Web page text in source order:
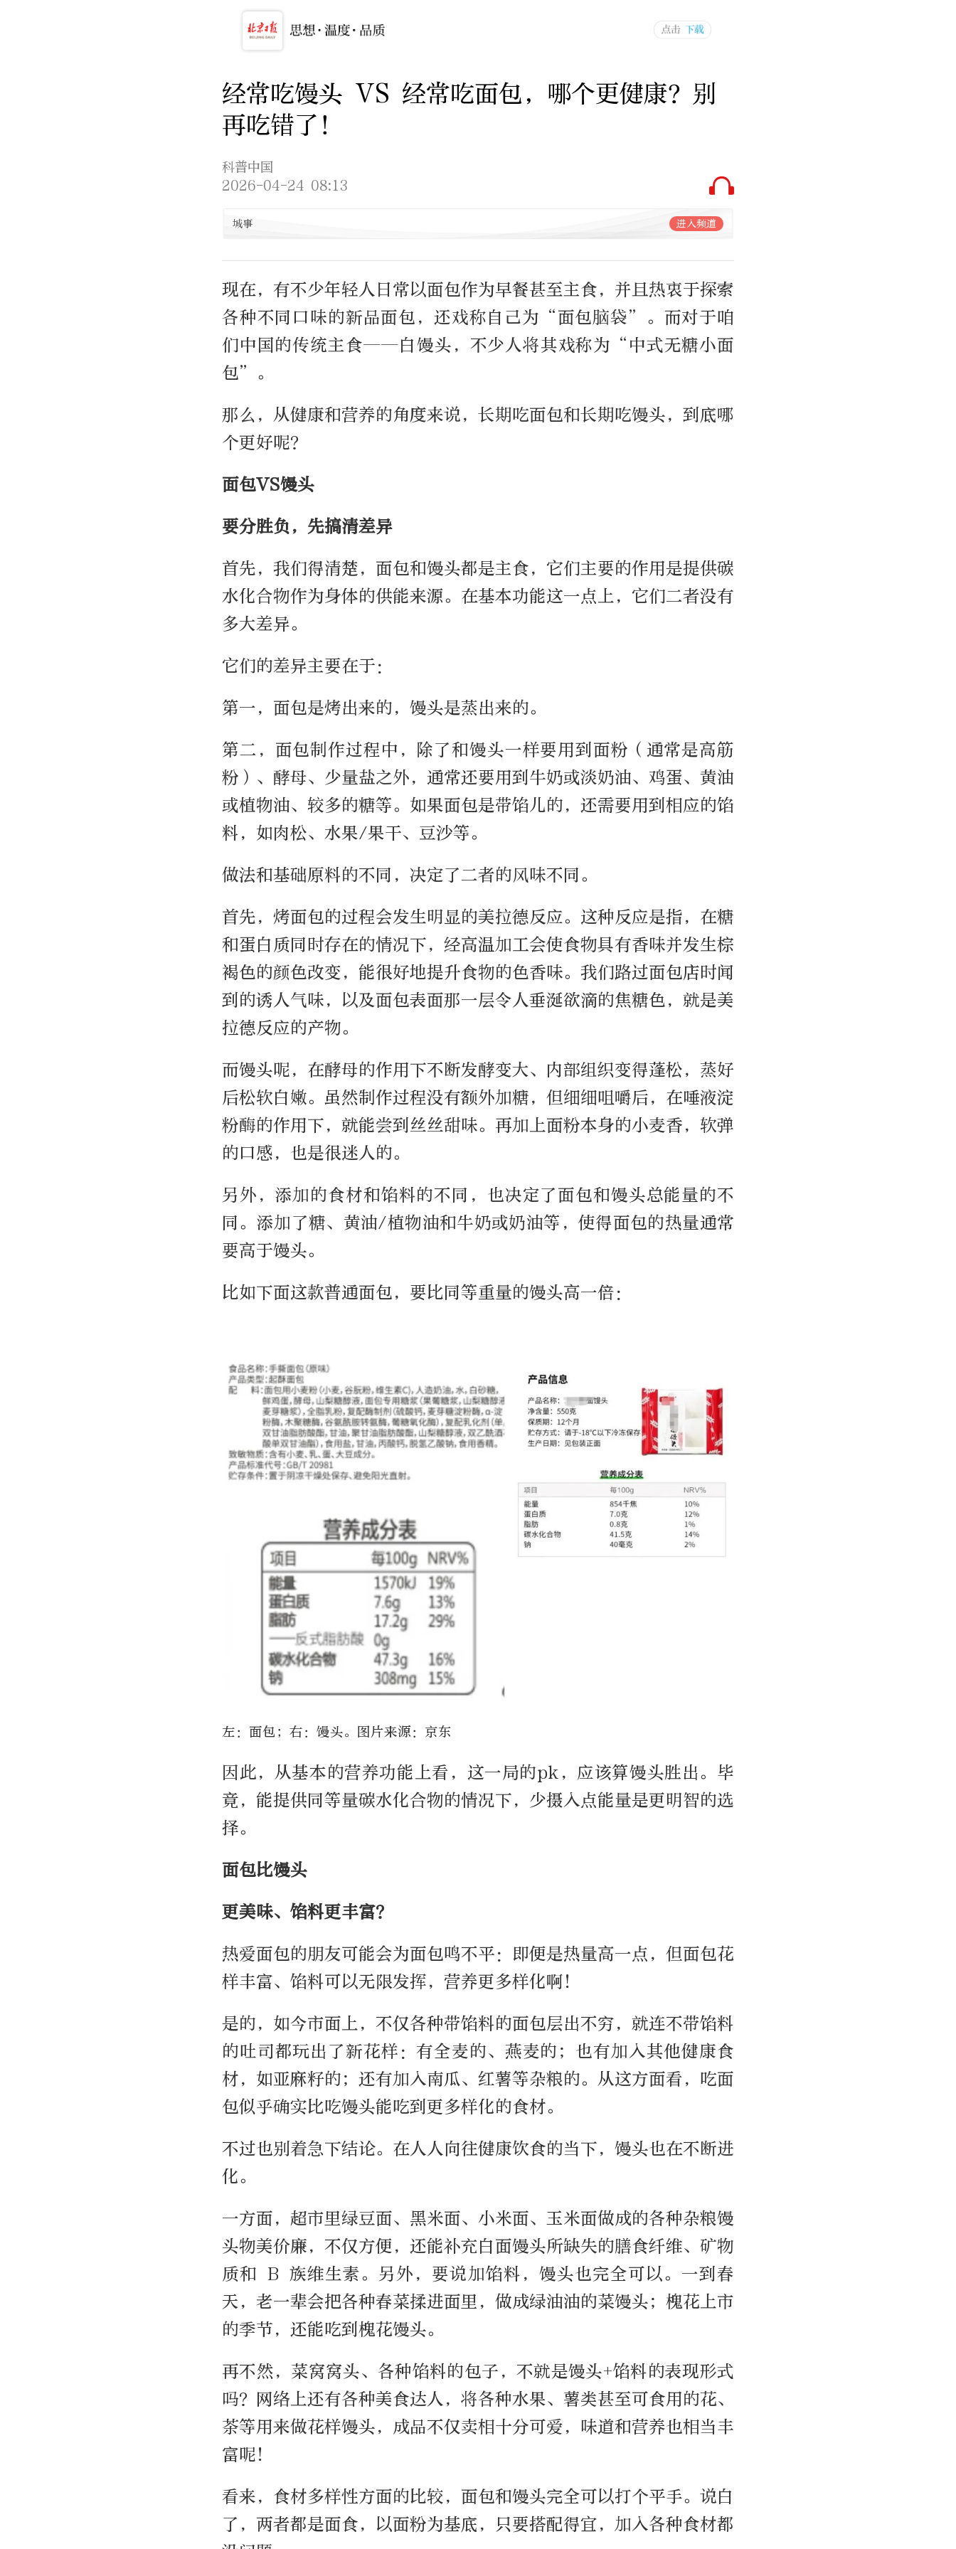
经常吃馒头 VS 经常吃面包，哪个更健康？别
再吃错了！
科普中国
2026-04-24 08:13
城事 进入频道
现在，有不少年轻人日常以面包作为早餐甚至主食，并且热衷于探索
各种不同口味的新品面包，还戏称自己为“面包脑袋”。而对于咱
们中国的传统主食——白馒头，不少人将其戏称为“中式无糖小面
包”。
那么，从健康和营养的角度来说，长期吃面包和长期吃馒头，到底哪
个更好呢？
面包VS馒头
要分胜负，先搞清差异
首先，我们得清楚，面包和馒头都是主食，它们主要的作用是提供碳
水化合物作为身体的供能来源。在基本功能这一点上，它们二者没有
多大差异。
它们的差异主要在于：
第一，面包是烤出来的，馒头是蒸出来的。
第二，面包制作过程中，除了和馒头一样要用到面粉（通常是高筋
粉）、酵母、少量盐之外，通常还要用到牛奶或淡奶油、鸡蛋、黄油
或植物油、较多的糖等。如果面包是带馅儿的，还需要用到相应的馅
料，如肉松、水果/果干、豆沙等。
做法和基础原料的不同，决定了二者的风味不同。
首先，烤面包的过程会发生明显的美拉德反应。这种反应是指，在糖
和蛋白质同时存在的情况下，经高温加工会使食物具有香味并发生棕
褐色的颜色改变，能很好地提升食物的色香味。我们路过面包店时闻
到的诱人气味，以及面包表面那一层令人垂涎欲滴的焦糖色，就是美
拉德反应的产物。
而馒头呢，在酵母的作用下不断发酵变大、内部组织变得蓬松，蒸好
后松软白嫩。虽然制作过程没有额外加糖，但细细咀嚼后，在唾液淀
粉酶的作用下，就能尝到丝丝甜味。再加上面粉本身的小麦香，软弹
的口感，也是很迷人的。
另外，添加的食材和馅料的不同，也决定了面包和馒头总能量的不
同。添加了糖、黄油/植物油和牛奶或奶油等，使得面包的热量通常
要高于馒头。
比如下面这款普通面包，要比同等重量的馒头高一倍：
左：面包；右：馒头。图片来源：京东
因此，从基本的营养功能上看，这一局的pk，应该算馒头胜出。毕
竟，能提供同等量碳水化合物的情况下，少摄入点能量是更明智的选
择。
面包比馒头
更美味、馅料更丰富？
热爱面包的朋友可能会为面包鸣不平：即便是热量高一点，但面包花
样丰富、馅料可以无限发挥，营养更多样化啊！
是的，如今市面上，不仅各种带馅料的面包层出不穷，就连不带馅料
的吐司都玩出了新花样：有全麦的、燕麦的；也有加入其他健康食
材，如亚麻籽的；还有加入南瓜、红薯等杂粮的。从这方面看，吃面
包似乎确实比吃馒头能吃到更多样化的食材。
不过也别着急下结论。在人人向往健康饮食的当下，馒头也在不断进
化。
一方面，超市里绿豆面、黑米面、小米面、玉米面做成的各种杂粮馒
头物美价廉，不仅方便，还能补充白面馒头所缺失的膳食纤维、矿物
质和 B 族维生素。另外，要说加馅料，馒头也完全可以。一到春
天，老一辈会把各种春菜揉进面里，做成绿油油的菜馒头；槐花上市
的季节，还能吃到槐花馒头。
再不然，菜窝窝头、各种馅料的包子，不就是馒头+馅料的表现形式
吗？网络上还有各种美食达人，将各种水果、薯类甚至可食用的花、
茶等用来做花样馒头，成品不仅卖相十分可爱，味道和营养也相当丰
富呢！
看来，食材多样性方面的比较，面包和馒头完全可以打个平手。说白
了，两者都是面食，以面粉为基底，只要搭配得宜，加入各种食材都